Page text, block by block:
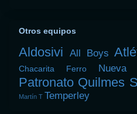
Otros equipos
Aldosivi All Boys
Chacarita Ferro Nueva
Patronato Quilmes
Martín T Temperley